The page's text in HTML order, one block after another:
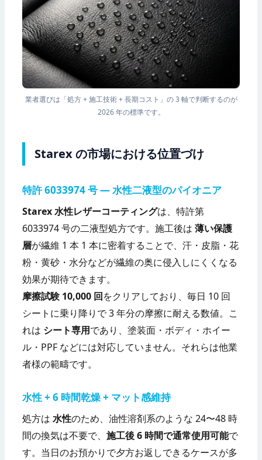
業者選びは「処方 + 施工技術 + 長期コスト」の 3 軸で判断するのが
2026 年の標準です。
Starex の市場における位置づけ
特許 6033974 号 — 水性二液型のパイオニア
Starex 水性レザーコーティングは、特許第
6033974 号の二液型処方です。施工後は薄い保護
層が繊維 1 本 1 本に密着することで、汗・皮脂・花
粉・黄砂・水分などが繊維の奥に侵入しにくくなる
効果が期待できます。
摩擦試験 10,000 回をクリアしており、毎日 10 回
シートに乗り降りで 3 年分の摩擦に耐える数値。こ
れは シート専用であり、塗装面・ボディ・ホイー
ル・PPF などには対応していません。それらは他業
者様の範疇です。
水性 + 6 時間乾燥 + マット感維持
処方は水性のため、油性溶剤系のような 24〜48 時
間の換気は不要で、施工後 6 時間で通常使用可能で
す。当日のお預かりで夕方お返しできるケースが多